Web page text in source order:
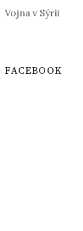
Vojna v Sýrii
FACEBOOK